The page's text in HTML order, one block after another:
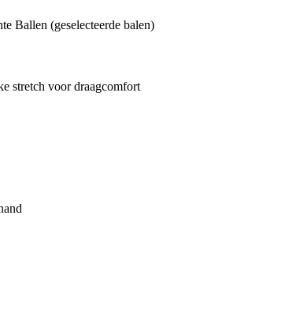
Ballen (geselecteerde balen)
stretch voor draagcomfort